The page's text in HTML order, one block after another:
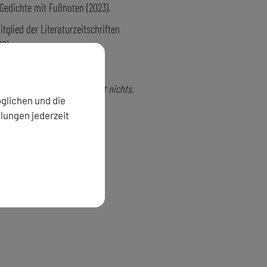
mit Fußnoten (2023).
der Literaturzeitschriften
das Internet, es vergisst nichts.
und die
jederzeit